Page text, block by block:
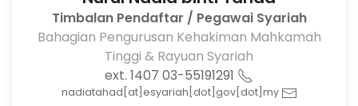
Timbalan Pendaftar / Pegawai Syariah
Bahagian Pengurusan Kehakiman Mahkamah
Tinggi & Rayuan Syariah
nadiatahad[at]esyariah[dot]gov[dot]my